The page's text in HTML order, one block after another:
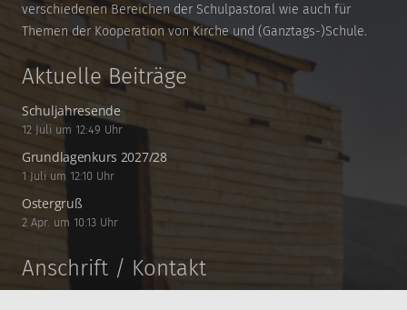
verschiedenen Bereichen der Schulpastoral wie auch für
Themen der Kooperation von Kirche und (Ganztags-)Schule.
Aktuelle Beiträge
Schuljahresende
12 Juli um 12:49 Uhr
Grundlagenkurs 2027/28
1 Juli um 12:10 Uhr
Ostergruß
2 Apr. um 10:13 Uhr
Anschrift / Kontakt